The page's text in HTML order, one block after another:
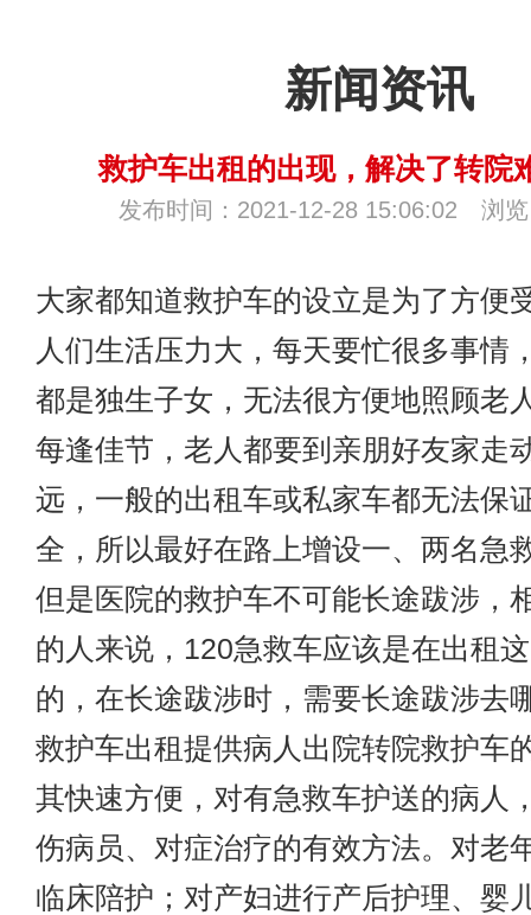
新闻资讯
救护车出租的出现，解决了转院
发布时间：2021-12-28 15:06:02 浏览
大家都知道救护车的设立是为了方便
人们生活压力大，每天要忙很多事情
都是独生子女，无法很方便地照顾老
每逢佳节，老人都要到亲朋好友家走
远，一般的出租车或私家车都无法保
全，所以最好在路上增设一、两名急
但是医院的救护车不可能长途跋涉，
的人来说，120急救车应该是在出租
的，在长途跋涉时，需要长途跋涉去
救护车出租 提供病人出院转院救护车
其快速方便，对有急救车护送的病人
伤病员、对症治疗的有效方法。对老
临床陪护；对产妇进行产后护理、婴